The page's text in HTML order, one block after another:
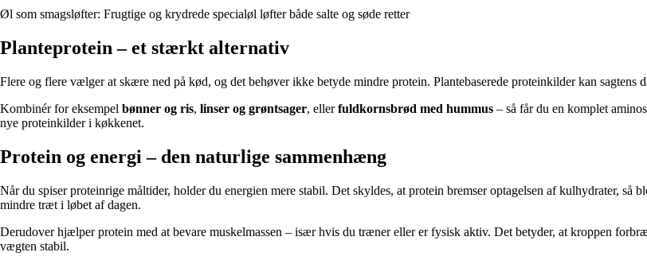
Øl som smagsløfter: Frugtige og krydrede specialøl løfter både salte og søde retter
Planteprotein – et stærkt alternativ
Flere og flere vælger at skære ned på kød, og det behøver ikke betyde mindre protein. Plantebaserede proteinkilder kan sagtens
Kombinér for eksempel bønner og ris, linser og grøntsager, ellerfuldkornsbrød med hummus – så får du en komplet
nye proteinkilder i køkkenet.
Protein og energi – den naturlige sammenhæng
Når du spiser proteinrige måltider, holder du energien mere stabil. Det skyldes, at protein bremser optagelsen af kulhydrater, så
mindre træt i løbet af dagen.
Derudover hjælper protein med at bevare muskelmassen – især hvis du træner eller er fysisk aktiv. Det betyder, at kroppen
vægten stabil.